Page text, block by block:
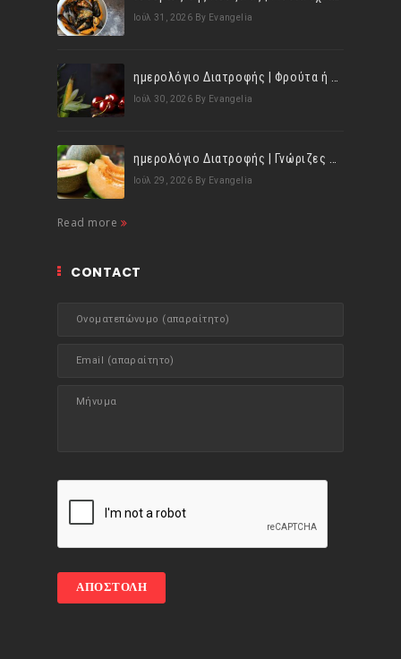
Ιούλ 31, 2026 By Evangelia
Ιούλ 30, 2026 By Evangelia
Ιούλ 29, 2026 By Evangelia
Read more
CONTACT